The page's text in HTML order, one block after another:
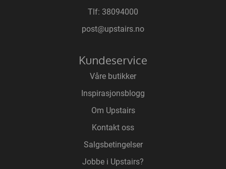
Tlf: 38094000
post@upstairs.no
Kundeservice
Våre butikker
Inspirasjonsblogg
Om Upstairs
Kontakt oss
Salgsbetingelser
Jobbe i Upstairs?